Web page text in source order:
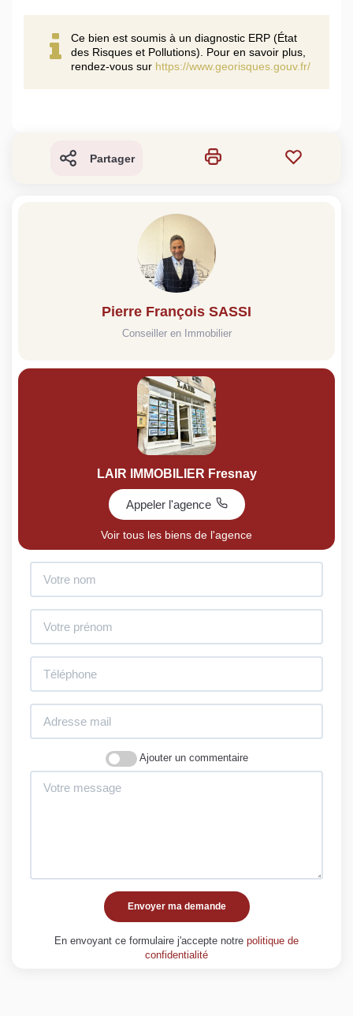
Ce bien est soumis à un diagnostic ERP (État
des Risques et Pollutions). Pour en savoir plus,
rendez-vous sur https://www.georisques.gouv.fr/
Partager
Pierre François SASSI
Conseiller en Immobilier
LAIR IMMOBILIER Fresnay
Appeler l'agence
Voir tous les biens de l'agence
Ajouter un commentaire
Envoyer ma demande
En envoyant ce formulaire j'accepte notre politique de
confidentialité